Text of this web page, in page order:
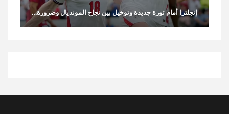
إنجلترا أمام ثورة جديدة وتوخيل بين نجاح المونديال وضرورة…